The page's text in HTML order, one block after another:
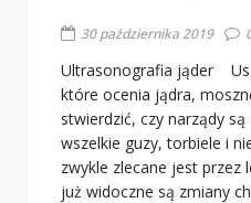
30 października 2019
Ultrasonografia jąder
które ocenia jądra,
stwierdzić, czy narządy
wszelkie guzy, torbiele i
zwykle zlecane jest przez
już widoczne są zmiany